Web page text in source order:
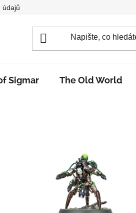
údajů
Sigmar The Old World